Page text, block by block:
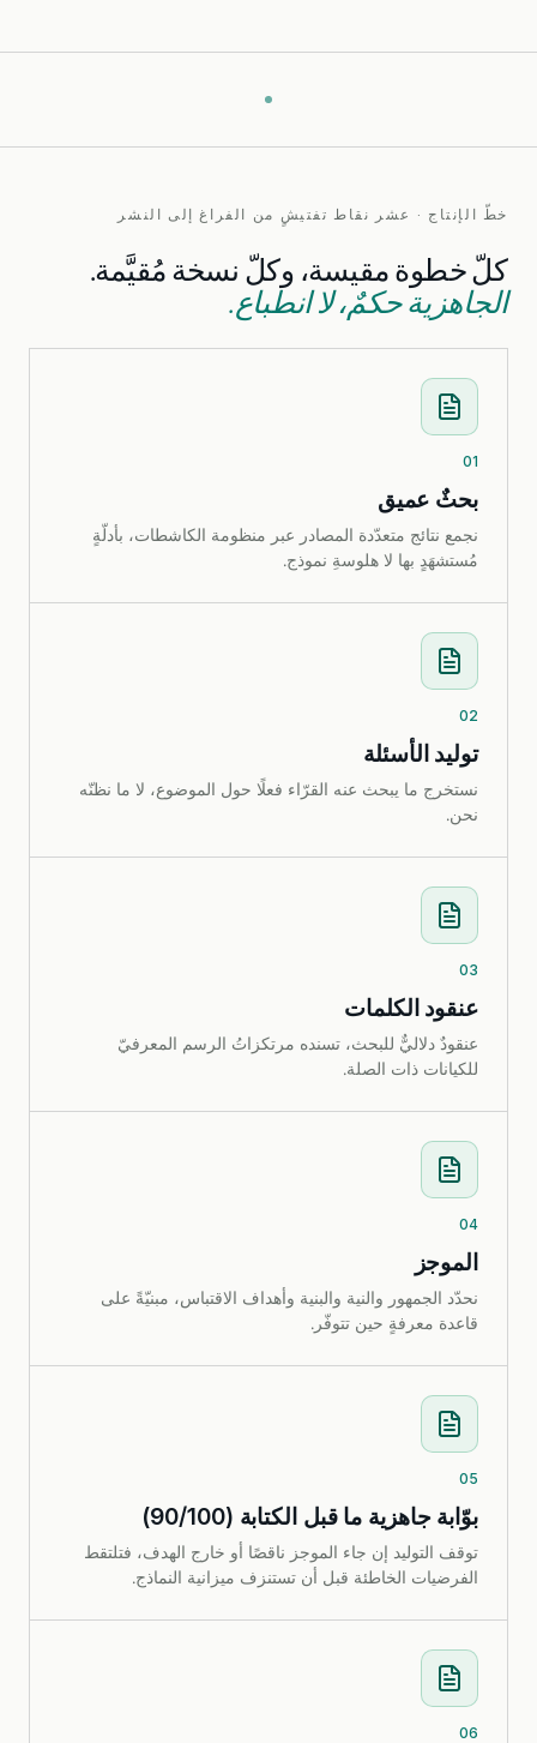
خطّ الإنتاج · عشر نقاط تفتيشٍ من الفراغ إلى النشر
كلّ خطوة مقيسة، وكلّ نسخة مُقيَّمة.
الجاهزية حكمٌ، لا انطباع.
01
بحثٌ عميق
نجمع نتائج متعدّدة المصادر عبر منظومة الكاشطات، بأدلّةٍ
مُستشهَدٍ بها لا هلوسةِ نموذج.
02
توليد الأسئلة
نستخرج ما يبحث عنه القرّاء فعلًا حول الموضوع، لا ما نظنّه
نحن.
03
عنقود الكلمات
عنقودٌ دلاليٌّ للبحث، تسنده مرتكزاتُ الرسم المعرفيّ
للكيانات ذات الصلة.
04
الموجز
نحدّد الجمهور والنية والبنية وأهداف الاقتباس، مبنيّةً على
قاعدة معرفةٍ حين تتوفّر.
05
بوّابة جاهزية ما قبل الكتابة (90/100)
توقف التوليد إن جاء الموجز ناقصًا أو خارج الهدف، فتلتقط
الفرضيات الخاطئة قبل أن تستنزف ميزانية النماذج.
06